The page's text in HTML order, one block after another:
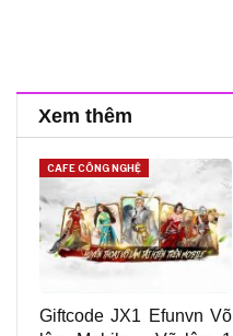
Xem thêm
CAFE CÔNG NGHỆ
Giftcode JX1 Efunvn Võ